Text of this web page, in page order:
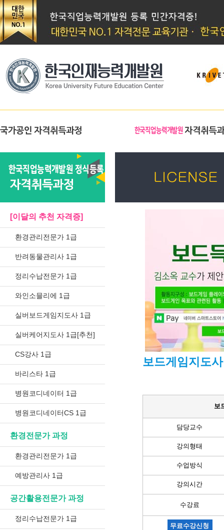
[이달의 추천 자격증]
환경관리전문가 1급
반려동물관리사 1급
정리수납전문가 1급
와인소믈리에 1급
실버보드게임지도사 1급
실버케어지도사 1급[추천]
CS강사 1급
바리스타 1급
병원코디네이터 1급
병원코디네이터CS 1급
환경전문가 과정
환경관리전문가 1급
예방관리사 1급
공간활용전문가 과정
정리수납전문가 1급
보드게임지도
보
담당교수
강의형태
수업방식
강의시간
수강료
무료수강신청